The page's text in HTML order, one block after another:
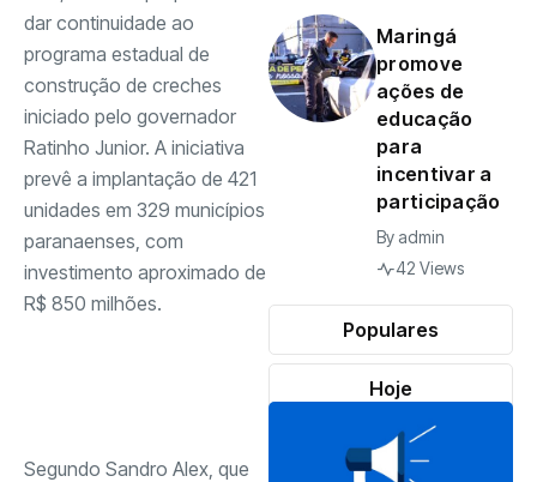
dar continuidade ao
programa estadual de
construção de creches
iniciado pelo governador
Ratinho Junior. A iniciativa
prevê a implantação de 421
unidades em 329 municípios
paranaenses, com
investimento aproximado de
R$ 850 milhões.
Segundo Sandro Alex, que
Populares
Hoje
Maringá
promove
ações de
educação
para
incentivar a
participação
By admin
42 Views